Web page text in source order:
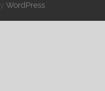
WordPress